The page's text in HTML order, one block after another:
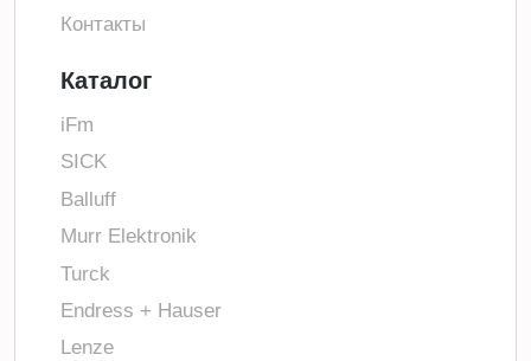
Контакты
Каталог
iFm
SICK
Balluff
Murr Elektronik
Turck
Endress + Hauser
Lenze